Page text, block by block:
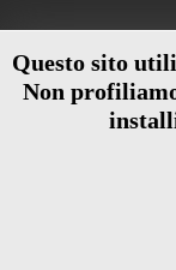
Questo sito
Non